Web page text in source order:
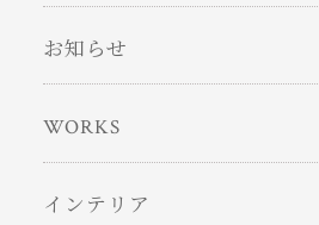
お知らせ
WORKS
インテリア